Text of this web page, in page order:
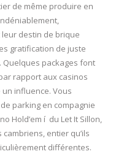
de même produire en
destin de brique
gratification de juste
Quelques packages font
rapport aux casinos
influence. Vous
parking en compagnie
Hold’em í du Let It Sillon,
entier qu’ils
différentes.